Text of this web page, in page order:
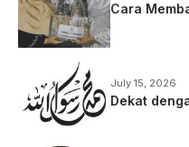
Cara
July 15, 2026